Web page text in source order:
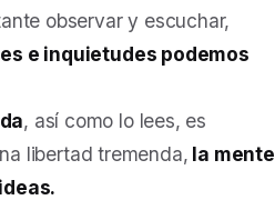
observar y escuchar,
e inquietudes podemos
, así como lo lees, es
libertad tremenda, la mente